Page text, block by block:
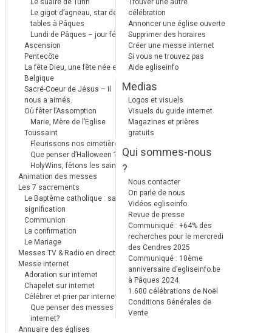
Le suaire de Turin
Le gigot d’agneau, star des
tables à Pâques
Lundi de Pâques – jour férié
Ascension
Pentecôte
La fête Dieu, une fête née en
Belgique
Sacré-Coeur de Jésus – Il
nous a aimés.
Où fêter l’Assomption
Marie, Mère de l’Eglise
Toussaint
Fleurissons nos cimetières
Que penser d’Halloween ?
HolyWins, fêtons les saints !
Animation des messes
Les 7 sacrements
Le Baptême catholique : sa
signification
Communion
La confirmation
Le Mariage
Messes TV & Radio en direct
Messe internet
Adoration sur internet
Chapelet sur internet
Célébrer et prier par internet
Que penser des messes
internet?
Annuaire des églises
Trouver une autre
célébration
Annoncer une église ouverte
Supprimer des horaires
Créer une messe internet
Si vous ne trouvez pas
Aide egliseinfo
Medias
Logos et visuels
Visuels du guide internet
Magazines et prières
gratuits
Qui sommes-nous
?
Nous contacter
On parle de nous
Vidéos egliseinfo
Revue de presse
Communiqué : +64% des
recherches pour le mercredi
des Cendres 2025
Communiqué : 10ème
anniversaire d’egliseinfo.be
à Pâques 2024
1.600 célébrations de Noël
Conditions Générales de
Vente